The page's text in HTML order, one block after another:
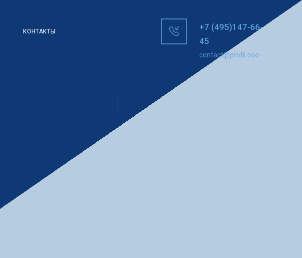
КОНТАКТЫ
+7 (495)147-66-
45
contact@profil.ooo